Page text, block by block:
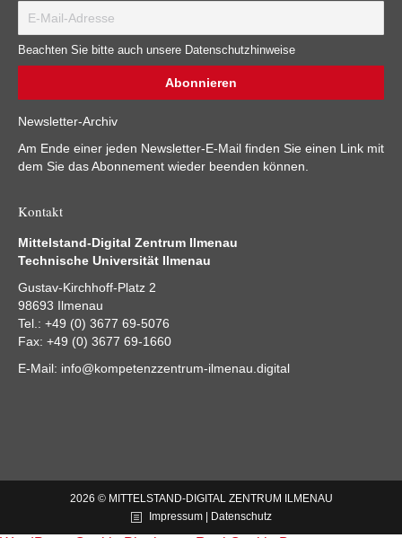
Beachten Sie bitte auch unsere Datenschutzhinweise
Newsletter-Archiv
Am Ende einer jeden Newsletter-E-Mail finden Sie einen Link mit
dem Sie das Abonnement wieder beenden können.
Kontakt
Mittelstand-Digital Zentrum Ilmenau
Technische Universität Ilmenau
Gustav-Kirchhoff-Platz 2
98693 Ilmenau
Tel.: +49 (0) 3677 69-5076
Fax: +49 (0) 3677 69-1660
E-Mail: info@kompetenzzentrum-ilmenau.digital
2026 © MITTELSTAND-DIGITAL ZENTRUM ILMENAU
Impressum | Datenschutz